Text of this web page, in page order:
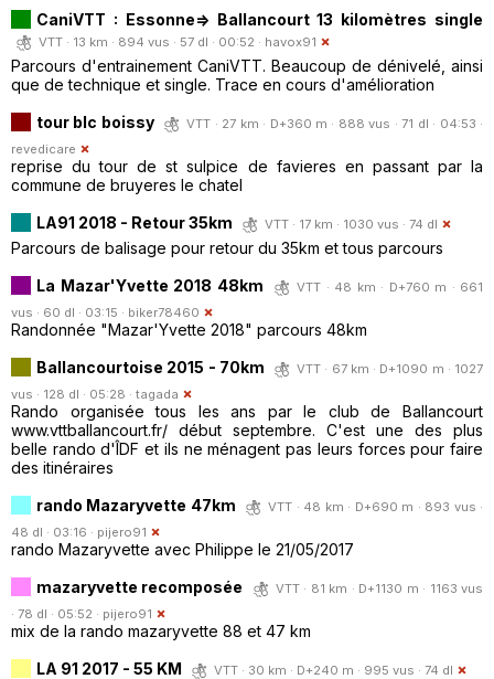
CaniVTT : Essonne=> Ballancourt 13 kilomètres single
VTT · 13 km · 894 vus · 57 dl · 00:52 · havox91
Parcours d'entrainement CaniVTT. Beaucoup de dénivelé, ainsi
que de technique et single. Trace en cours d'amélioration
tour blc boissy
VTT · 27 km · D+360 m · 888 vus · 71 dl · 04:53 ·
revedicare
reprise du tour de st sulpice de favieres en passant par la
commune de bruyeres le chatel
LA91 2018 - Retour 35km
VTT · 17 km · 1030 vus · 74 dl
Parcours de balisage pour retour du 35km et tous parcours
La Mazar'Yvette 2018 48km
VTT · 48 km · D+760 m · 661
vus · 60 dl · 03:15 · biker78460
Randonnée "Mazar'Yvette 2018" parcours 48km
Ballancourtoise 2015 - 70km
VTT · 67 km · D+1090 m · 1027
vus · 128 dl · 05:28 · tagada
Rando organisée tous les ans par le club de Ballancourt
www.vttballancourt.fr/ début septembre. C'est une des plus
belle rando d'ÎDF et ils ne ménagent pas leurs forces pour faire
des itinéraires
rando Mazaryvette 47km
VTT · 48 km · D+690 m · 893 vus ·
48 dl · 03:16 · pijero91
rando Mazaryvette avec Philippe le 21/05/2017
mazaryvette recomposée
VTT · 81 km · D+1130 m · 1163 vus
· 78 dl · 05:52 · pijero91
mix de la rando mazaryvette 88 et 47 km
LA 91 2017 - 55 KM
VTT · 30 km · D+240 m · 995 vus · 74 dl